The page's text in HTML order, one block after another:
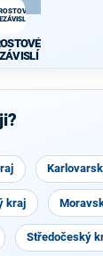
kraj
Středočeský